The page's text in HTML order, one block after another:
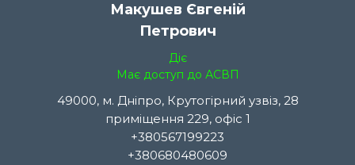
Макушев Євгеній
Петрович
Діє
Має доступ до АСВП
49000, м. Дніпро, Крутогірний узвіз, 28
приміщення 229, офіс 1
+380567199223
+380680480609